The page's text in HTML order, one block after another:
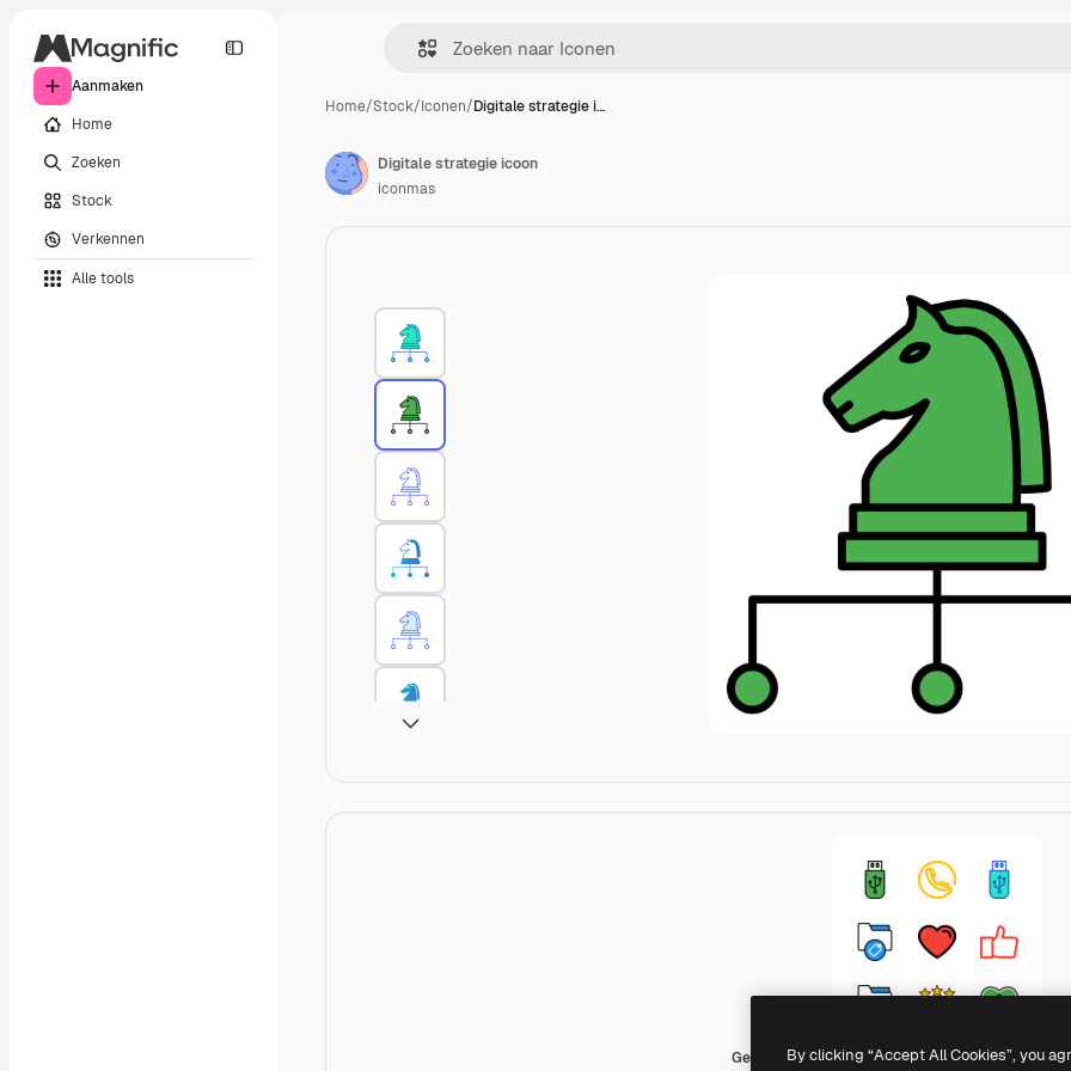
Aanmaken
Home
Zoeken
Stock
Verkennen
Alle tools
Home/Stock/Iconen/Digitale strategie i…
Generic Outline Color
Digitale strategie icoon
iconmas
By clicking “Accept All Cookies”, you